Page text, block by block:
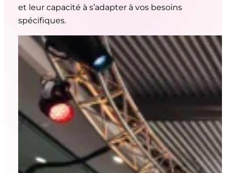
et leur capacité à s’adapter à vos besoins
spécifiques.